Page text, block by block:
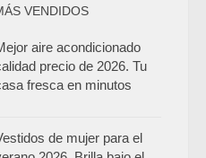
VENDIDOS
aire acondicionado
precio de 2026. Tu
fresca en minutos
de mujer para el